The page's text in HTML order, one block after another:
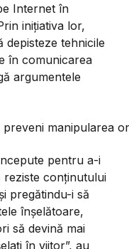
Internet în
inițiativa lor,
depisteze tehnicile
în comunicarea
argumentele
manipularea
pentru a-i
reziste conținutului
pregătindu-i să
înșelătoare,
să devină mai
în viitor”, au